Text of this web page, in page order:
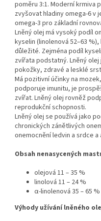
poměru 3:1. Moderní krmiva
zvyšovat hladiny omega-6
omega-3 pro základní
Lněný olej má vysoký podíl
kyselin (linolenová 52–63
důležité. Zejména podíl
zvířata podstatný. Lněný
pokožky, zdravé a lesklé
Má pozitivní účinky na
podporuje imunitu, je
zvířat. Lněný olej rovněž
reprodukční schopnosti.
Lněný olej se používá jako
chronických zánětlivých
onemocnění ledvin a srdce a
Obsah nenasycených
olejová 11 – 35 %
linolová 11 – 24 %
α-linolenová 35 – 65 %
Výhody užívání lněného